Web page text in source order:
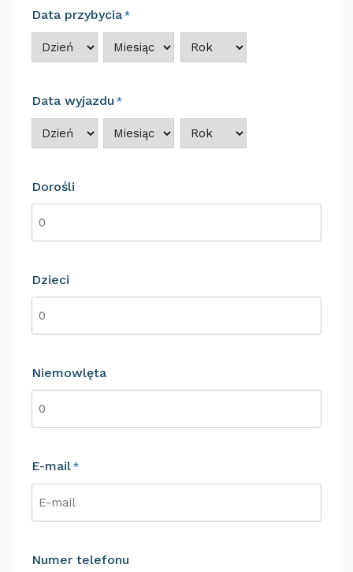
Data przybycia *
Data wyjazdu *
Dorośli
Dzieci
Niemowlęta
E-mail *
Numer telefonu